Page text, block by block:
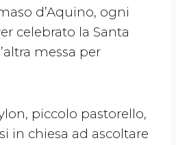
d’Aquino, ogni
celebrato la Santa
messa per
piccolo pastorello,
in chiesa ad ascoltare